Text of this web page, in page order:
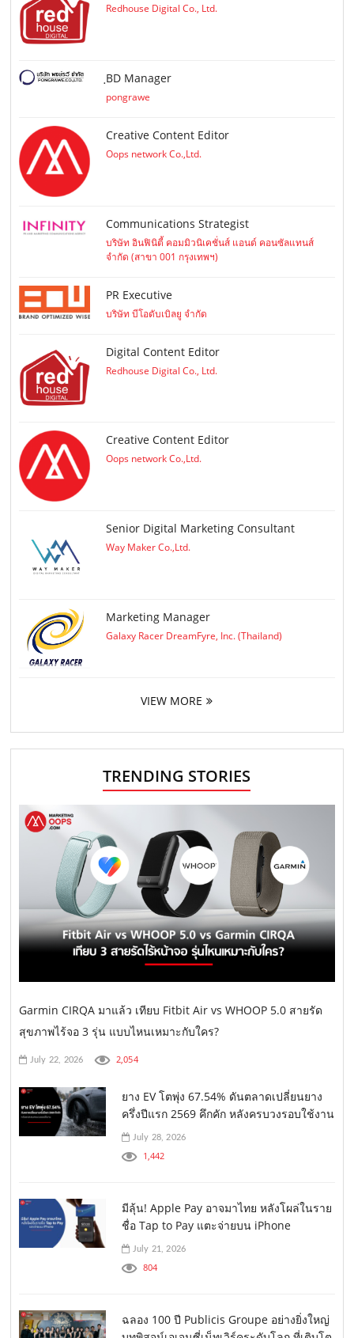
Redhouse Digital Co., Ltd.
ฺBD Manager
pongrawe
Creative Content Editor
Oops network Co.,Ltd.
Communications Strategist
บริษัท อินฟินิตี้ คอมมิวนิเคชั่นส์ แอนด์ คอนซัลแทนส์
จำกัด (สาขา 001 กรุงเทพฯ)
PR Executive
บริษัท บีโอดับเบิลยู จำกัด
Digital Content Editor
Redhouse Digital Co., Ltd.
Creative Content Editor
Oops network Co.,Ltd.
Senior Digital Marketing Consultant
Way Maker Co.,Ltd.
Marketing Manager
Galaxy Racer DreamFyre, Inc. (Thailand)
VIEW MORE
TRENDING STORIES
Garmin CIRQA มาแล้ว เทียบ Fitbit Air vs WHOOP 5.0 สายรัด
สุขภาพไร้จอ 3 รุ่น แบบไหนเหมาะกับใคร?
July 22, 2026 2,054
ยาง EV โตพุ่ง 67.54% ดันตลาดเปลี่ยนยาง
ครึ่งปีแรก 2569 คึกคัก หลังครบวงรอบใช้งาน
July 28, 2026
1,442
มีลุ้น! Apple Pay อาจมาไทย หลังโผล่ในราย
ชื่อ Tap to Pay แตะจ่ายบน iPhone
July 21, 2026
804
ฉลอง 100 ปี Publicis Groupe อย่างยิ่งใหญ่